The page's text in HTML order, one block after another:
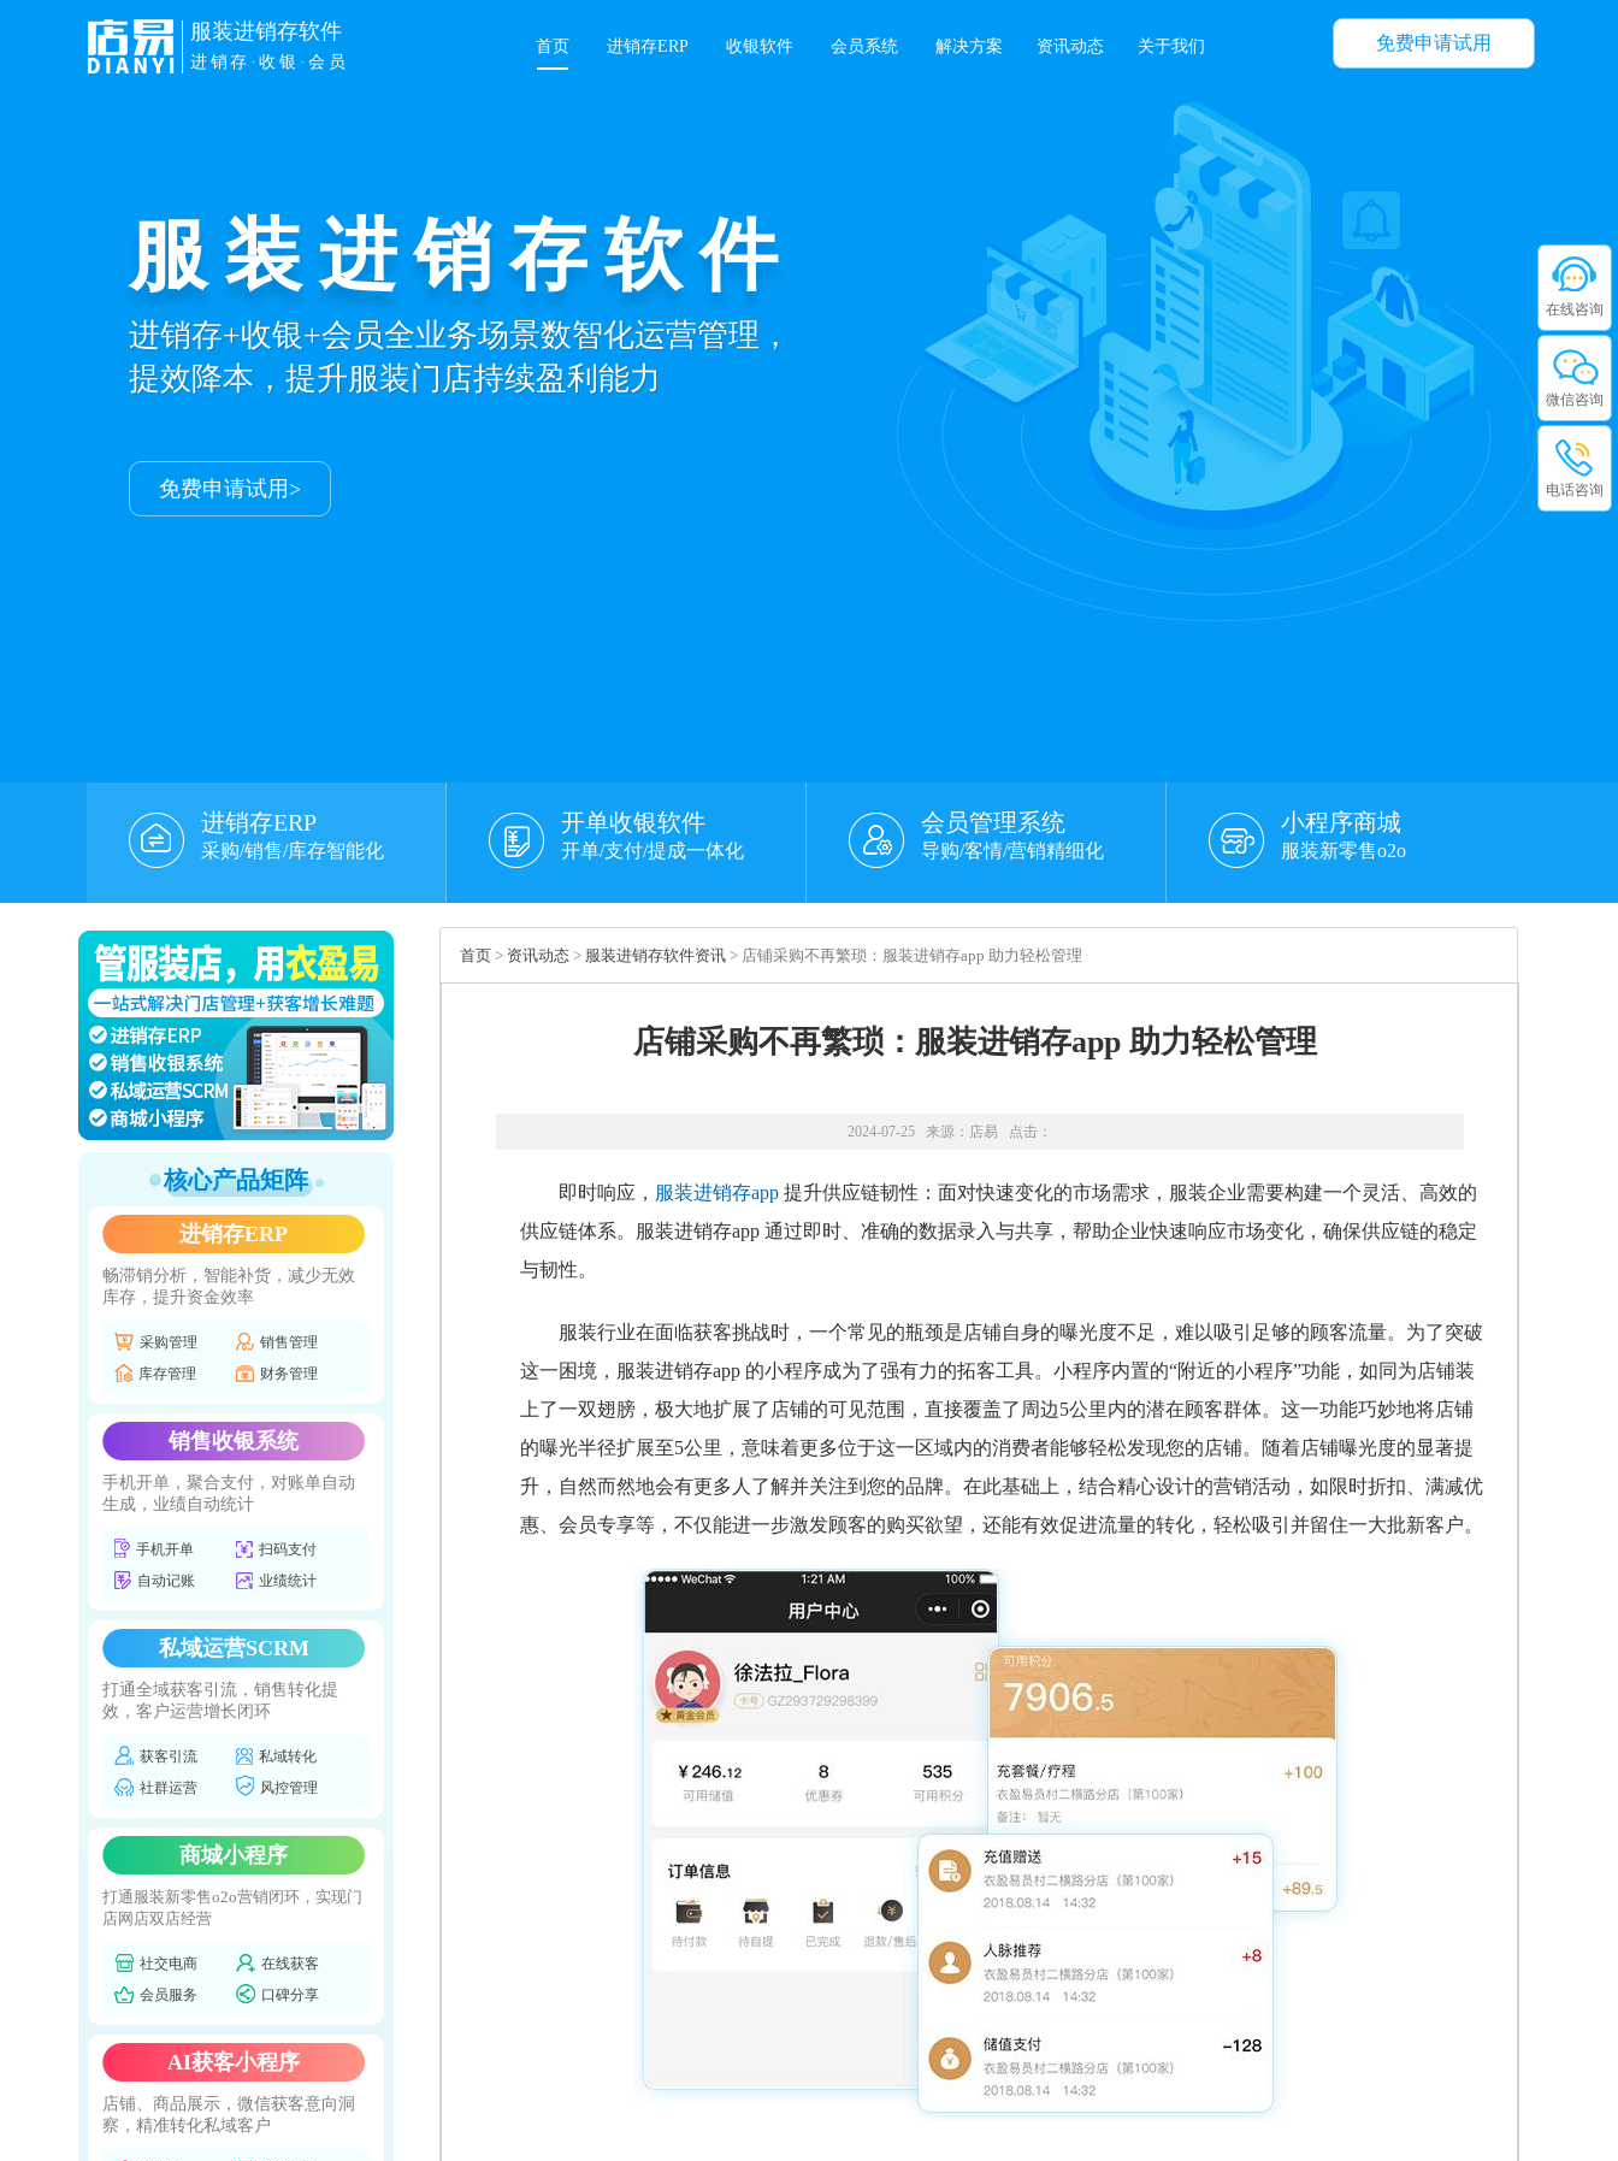
免费申请试用
服装进销存软件
进销存·收银·会员
首页 进销存ERP 收银软件 会员系统 解决方案 资讯动态 关于我们
服装进销存软件
进销存+收银+会员全业务场景数智化运营管理，
提效降本，提升服装门店持续盈利能力
免费申请试用>
进销存ERP
采购/销售/库存智能化
开单收银软件
开单/支付/提成一体化
会员管理系统
导购/客情/营销精细化
小程序商城
服装新零售o2o
核心产品矩阵
进销存ERP
畅滞销分析，智能补货，减少无效
库存，提升资金效率
采购管理
销售管理
库存管理
财务管理
销售收银系统
手机开单，聚合支付，对账单自动
生成，业绩自动统计
手机开单
扫码支付
自动记账
业绩统计
私域运营SCRM
打通全域获客引流，销售转化提
效，客户运营增长闭环
获客引流
私域转化
社群运营
风控管理
商城小程序
打通服装新零售o2o营销闭环，实现门
店网店双店经营
社交电商
在线获客
会员服务
口碑分享
AI获客小程序
店铺、商品展示，微信获客意向洞
察，精准转化私域客户
首页 > 资讯动态 > 服装进销存软件资讯 > 店铺采购不再繁琐：服装进销存app 助力轻松管理
店铺采购不再繁琐：服装进销存app 助力轻松管理
2024-07-25 来源： 店易 点击：
即时响应， 服装进销存app 提升供应链韧性：面对快速变化的市场需求，服装企业需要构建一个灵活、高效的
供应链体系。服装进销存app 通过即时、准确的数据录入与共享，帮助企业快速响应市场变化，确保供应链的稳定
与韧性。
服装行业在面临获客挑战时，一个常见的瓶颈是店铺自身的曝光度不足，难以吸引足够的顾客流量。为了突破
这一困境，服装进销存app 的小程序成为了强有力的拓客工具。小程序内置的“附近的小程序”功能，如同为店铺装
上了一双翅膀，极大地扩展了店铺的可见范围，直接覆盖了周边5公里内的潜在顾客群体。 这一功能巧妙地将店铺
的曝光半径扩展至5公里，意味着更多位于这一区域内的消费者能够轻松发现您的店铺。随着店铺曝光度的显著提
升，自然而然地会有更多人了解并关注到您的品牌。在此基础上，结合精心设计的营销活动，如限时折扣、满减优
惠、会员专享等，不仅能进一步激发顾客的购买欲望，还能有效促进流量的转化，轻松吸引并留住一大批新客户。
在线咨询
微信咨询
电话咨询